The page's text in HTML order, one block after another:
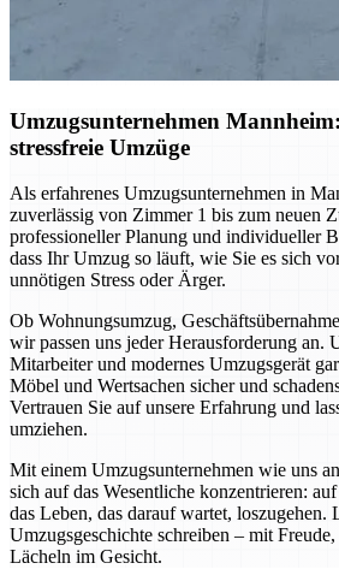
Umzugsunternehmen
stressfreie Umzüge
Als erfahrenes Umzugsunternehmen in
zuverlässig von Zimmer 1 bis zum neuen
professioneller Planung und individueller
dass Ihr Umzug so läuft, wie Sie es sich
unnötigen Stress oder Ärger.
Ob Wohnungsumzug,
wir passen uns jeder Herausforderung an.
Mitarbeiter und modernes Umzugsgerät
Möbel und Wertsachen sicher und
Vertrauen Sie auf unsere Erfahrung und
umziehen.
Mit einem Umzugsunternehmen wie uns
sich auf das Wesentliche konzentrieren:
das Leben, das darauf wartet, loszugehen.
Umzugsgeschichte schreiben – mit
Lächeln im Gesicht.